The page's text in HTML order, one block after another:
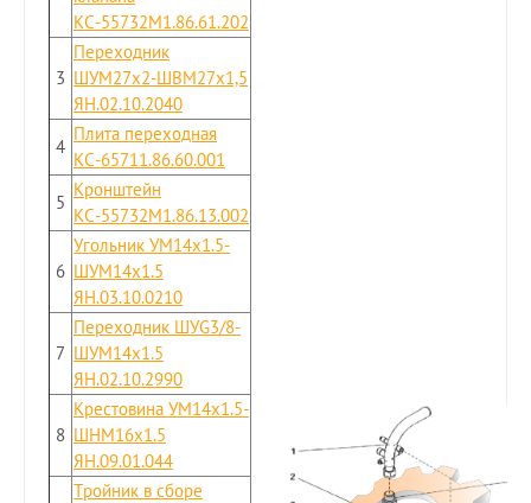
КС-55732М1.86.61.202
3
Переходник
ШУМ27x2-ШВМ27x1,5
ЯН.02.10.2040
4
Плита переходная
КС-65711.86.60.001
5
Кронштейн
КС-55732М1.86.13.002
6
Угольник УМ14x1.5-
ШУМ14x1.5
ЯН.03.10.0210
7
Переходник ШУG3/8-
ШУМ14x1.5
ЯН.02.10.2990
8
Крестовина УМ14x1.5-
ШНМ16x1.5
ЯН.09.01.044
Тройник в сборе